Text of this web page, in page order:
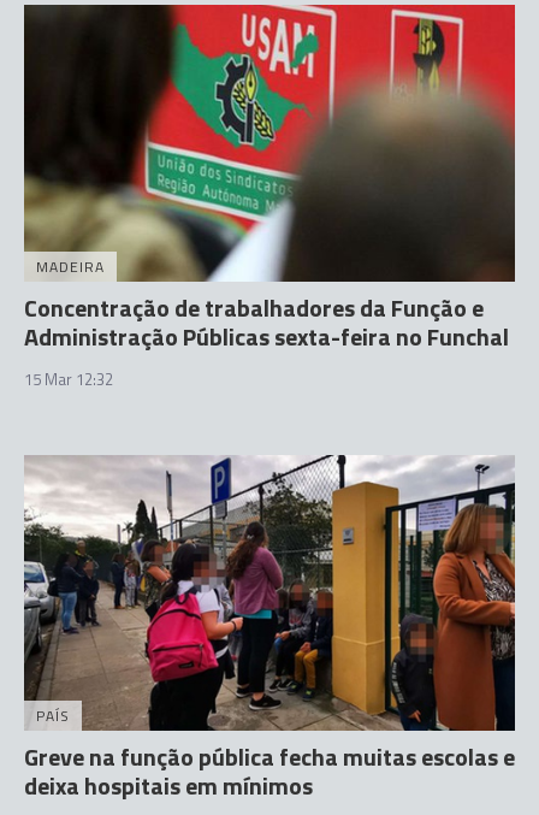
MADEIRA
Concentração de trabalhadores da Função e
Administração Públicas sexta-feira no Funchal
15 Mar 12:32
PAÍS
Greve na função pública fecha muitas escolas e
deixa hospitais em mínimos